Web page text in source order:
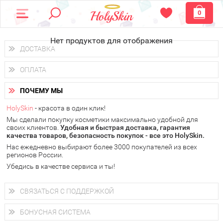
0
Нет продуктов для отображения
ДОСТАВКА
Доставка осуществляетсяпо всем городам России.
Вы можете выбрать доставку курьером, Почтой России или
получить заказ в пунктах выдачи PickPoint или пункте
самовывоза.
В 20 городах России доставка осуществляется ужена
следующий день.
у Вас всегда есть возможность получитьбесплатную
доставку от HolySkin.
подробнее об условиях доставки и оплаты в Вашем городе
ОПЛАТА
Вы можете оплатить свой заказ любым удобным способом:
наличными деньгами (
через интернет-банк (Альфа-банк, Сбербанк) и другими
электронными способами.
ПОЧЕМУ МЫ
HolySkin - красота в один клик!
Мы сделали покупку косметики максимально удобной для
своих клиентов. Удобная и быстрая доставка, гарантия
качества товаров, безопасность покупок - все это HolySkin.
Нас ежедневно выбирают более 3000 покупателей из всех
регионов России.
Убедись в качестве сервиса и ты!
СВЯЗАТЬСЯ С ПОДДЕРЖКОЙ
+7 (800) 707-24-55
Мы будем рады ответить на все Ваши вопросы по работе
магазина, проконсультировать по товарам, рассказать о
БОНУСНАЯ СИСТЕМА